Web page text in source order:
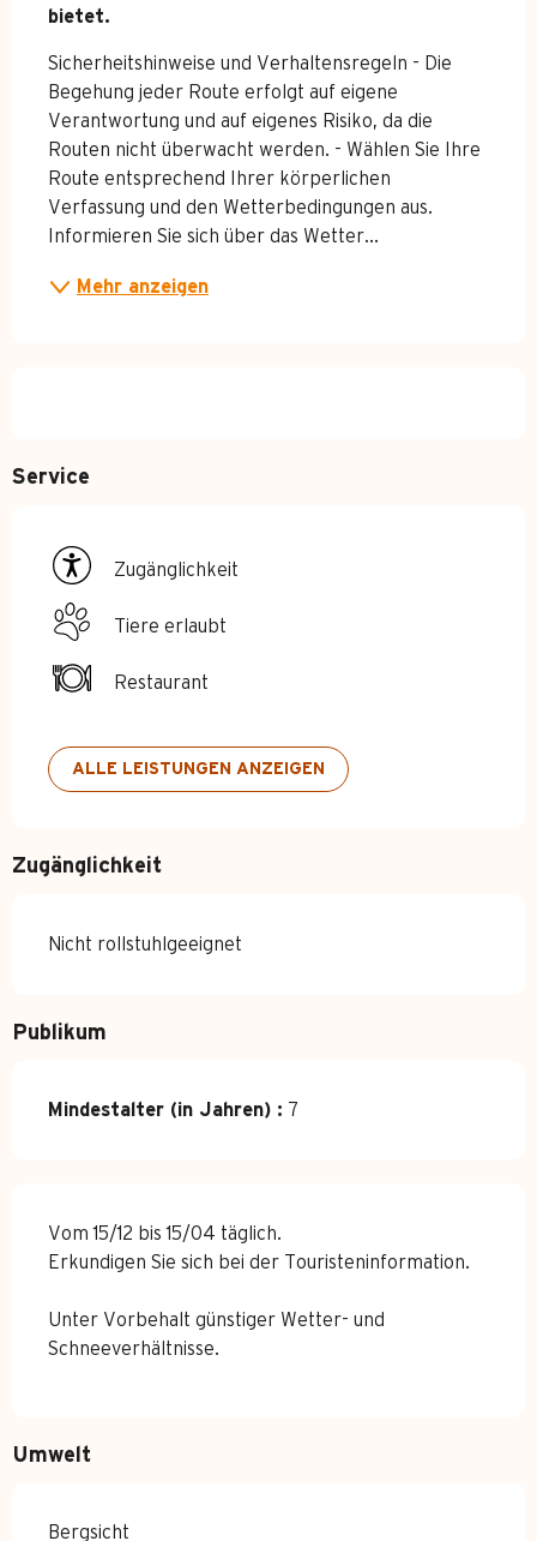
bietet.
Sicherheitshinweise und Verhaltensregeln - Die
Begehung jeder Route erfolgt auf eigene
Verantwortung und auf eigenes Risiko, da die
Routen nicht überwacht werden. - Wählen Sie Ihre
Route entsprechend Ihrer körperlichen
Verfassung und den Wetterbedingungen aus.
Informieren Sie sich über das Wetter...
Mehr anzeigen
Service
Zugänglichkeit
Tiere erlaubt
Restaurant
ALLE LEISTUNGEN ANZEIGEN
Zugänglichkeit
Nicht rollstuhlgeeignet
Publikum
Mindestalter (in Jahren) : 7
Vom 15/12 bis 15/04 täglich.
Erkundigen Sie sich bei der Touristeninformation.
Unter Vorbehalt günstiger Wetter- und
Schneeverhältnisse.
Umwelt
Bergsicht